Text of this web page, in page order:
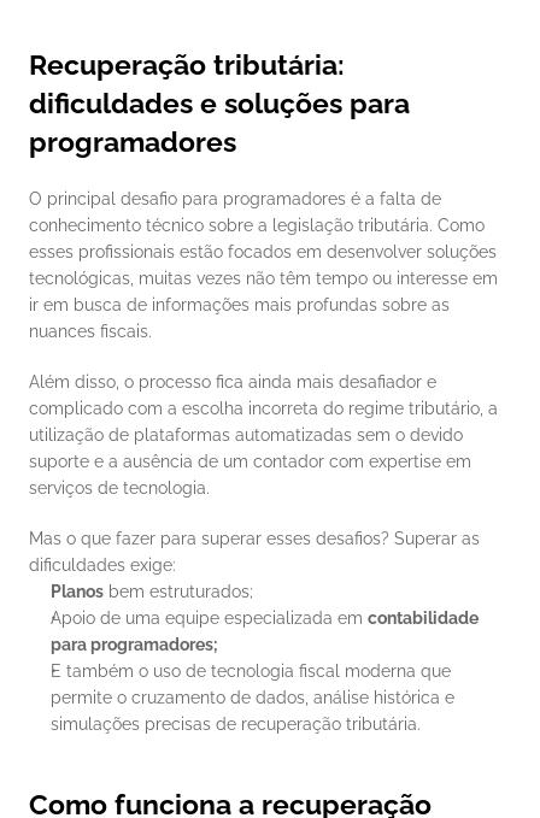
Recuperação tributária:
dificuldades e soluções para
programadores
O principal desafio para programadores é a falta de
conhecimento técnico sobre a legislação tributária. Como
esses profissionais estão focados em desenvolver soluções
tecnológicas, muitas vezes não têm tempo ou interesse em
ir em busca de informações mais profundas sobre as
nuances fiscais.
Além disso, o processo fica ainda mais desafiador e
complicado com a escolha incorreta do regime tributário, a
utilização de plataformas automatizadas sem o devido
suporte e a ausência de um contador com expertise em
serviços de tecnologia.
Mas o que fazer para superar esses desafios? Superar as
dificuldades exige:
Planos bem estruturados;
Apoio de uma equipe especializada em contabilidade
para programadores;
E também o uso de tecnologia fiscal moderna que
permite o cruzamento de dados, análise histórica e
simulações precisas de recuperação tributária.
Como funciona a recuperação